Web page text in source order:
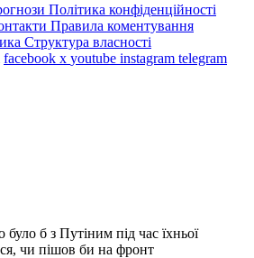
Політика конфіденційності
Правила коментування
Структура власності
facebook x youtube instagram telegram
б з Путіним під час їхньої
чи пішов би на фронт